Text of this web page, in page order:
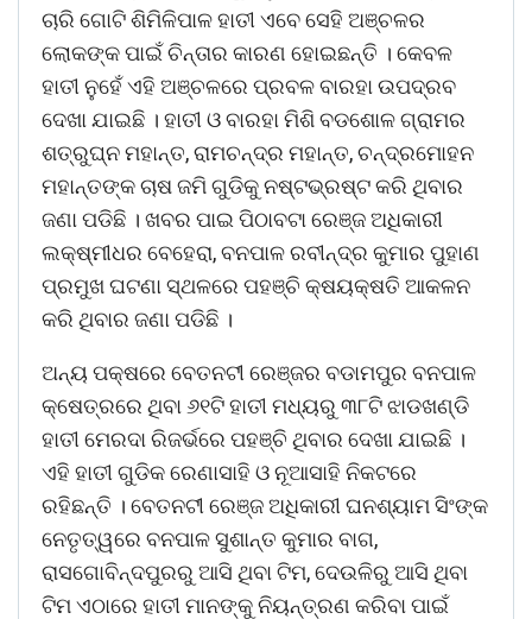
ଚାରି ଗୋଟି ଶିମିଳିପାଳ ହାତୀ ଏବେ ସେହି ଅଞ୍ଚଳର
ଲୋକଙ୍କ ପାଇଁ ଚିନ୍ତାର କାରଣ ହୋଇଛନ୍ତି । କେବଳ
ହାତୀ ନୁହେଁ ଏହି ଅଞ୍ଚଳରେ ପ୍ରବଳ ବାରହା ଉପଦ୍ରବ
ଦେଖା ଯାଇଛି । ହାତୀ ଓ ବାରହା ମିଶି ବଡଶୋଳ ଗ୍ରାମର
ଶତ୍ରୁଘ୍ନ ମହାନ୍ତ, ରାମଚନ୍ଦ୍ର ମହାନ୍ତ, ଚନ୍ଦ୍ରମୋହନ
ମହାନ୍ତଙ୍କ ଚାଷ ଜମି ଗୁଡିକୁ ନଷ୍ଟଭ୍ରଷ୍ଟ କରି ଥିବାର
ଜଣା ପଡିଛି । ଖବର ପାଇ ପିଠାବଟା ରେଞ୍ଜ ଅଧିକାରୀ
ଲକ୍ଷ୍ମୀଧର ବେହେରା, ବନପାଳ ରବୀନ୍ଦ୍ର କୁମାର ପୁହାଣ
ପ୍ରମୁଖ ଘଟଣା ସ୍ଥଳରେ ପହଞ୍ଚି କ୍ଷୟକ୍ଷତି ଆକଳନ
କରି ଥିବାର ଜଣା ପଡିଛି ।
ଅନ୍ୟ ପକ୍ଷରେ ବେତନଟୀ ରେଞ୍ଜର ବଡାମପୁର ବନପାଳ
କ୍ଷେତ୍ରରେ ଥିବା ୬୧ଟି ହାତୀ ମଧ୍ୟରୁ ୩୮ଟି ଝାଡଖଣ୍ଡି
ହାତୀ ମେରଦା ରିଜର୍ଭରେ ପହଞ୍ଚି ଥିବାର ଦେଖା ଯାଇଛି ।
ଏହି ହାତୀ ଗୁଡିକ ରେଣାସାହି ଓ ନୂଆସାହି ନିକଟରେ
ରହିଛନ୍ତି । ବେତନଟୀ ରେଞ୍ଜ ଅଧିକାରୀ ଘନଶ୍ୟାମ ସିଂଙ୍କ
ନେତୃତ୍ୱରେ ବନପାଳ ସୁଶାନ୍ତ କୁମାର ବାଗ,
ରାସଗୋବିନ୍ଦପୁରରୁ ଆସି ଥିବା ଟିମ, ଦେଉଳିରୁ ଆସି ଥିବା
ଟିମ ଏଠାରେ ହାତୀ ମାନଙ୍କୁ ନିୟନ୍ତ୍ରଣ କରିବା ପାଇଁ